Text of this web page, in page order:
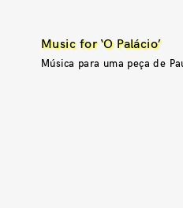
Music for ‘O Palácio’
Música para uma peça de